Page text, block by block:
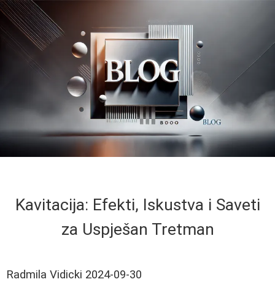
Kavitacija: Efekti, Iskustva i Saveti
za Uspješan Tretman
Radmila Vidicki 2024-09-30